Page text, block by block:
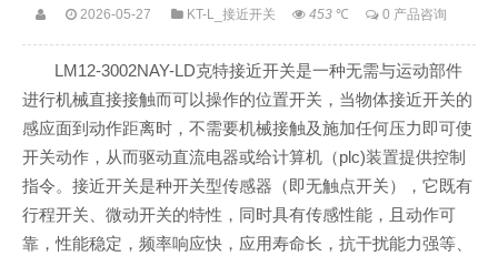
2026-05-27 KT-L_接近开关 453℃ 0 产品咨询
LM12-3002NAY-LD克特接近开关是一种无需与运动部件
进行机械直接接触而可以操作的位置开关，当物体接近开关的
感应面到动作距离时，不需要机械接触及施加任何压力即可使
开关动作，从而驱动直流电器或给计算机（plc)装置提供控制
指令。接近开关是种开关型传感器（即无触点开关），它既有
行程开关、微动开关的特性，同时具有传感性能，且动作可
靠，性能稳定，频率响应快，应用寿命长，抗干扰能力强等、